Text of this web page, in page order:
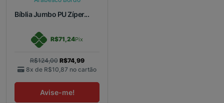
Bíblia Jumbo PU Zíper...
R$71,24Pix
R$124,00 R$74,99
8x de R$10,87 no cartão
Avise-me!